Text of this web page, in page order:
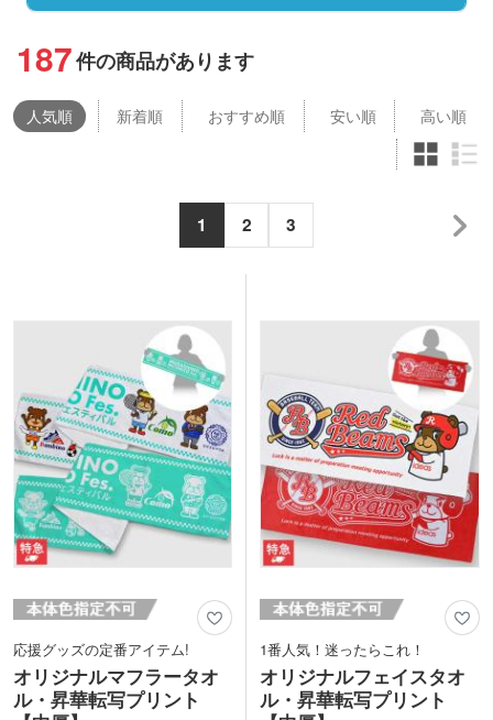
187件の商品があります
人気順 新着順 おすすめ順 安い順 高い順
1 2 3
応援グッズの定番アイテム!
オリジナルマフラータオ
ル・昇華転写プリント
1番人気！迷ったらこれ！
オリジナルフェイスタオ
ル・昇華転写プリント